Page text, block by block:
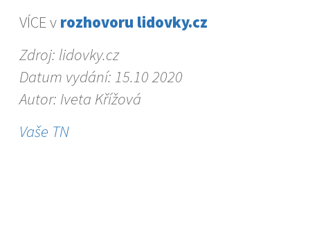
VÍCE v rozhovoru lidovky.cz
Zdroj: lidovky.cz
Datum vydání: 15.10 2020
Autor: Iveta Křížová
Vaše TN